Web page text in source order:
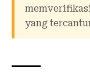
yang